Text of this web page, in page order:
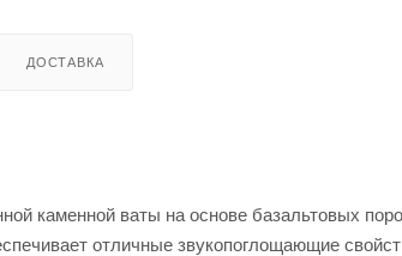
ДОСТАВКА
каменной ваты на основе базальтовых
отличные звукопоглощающие